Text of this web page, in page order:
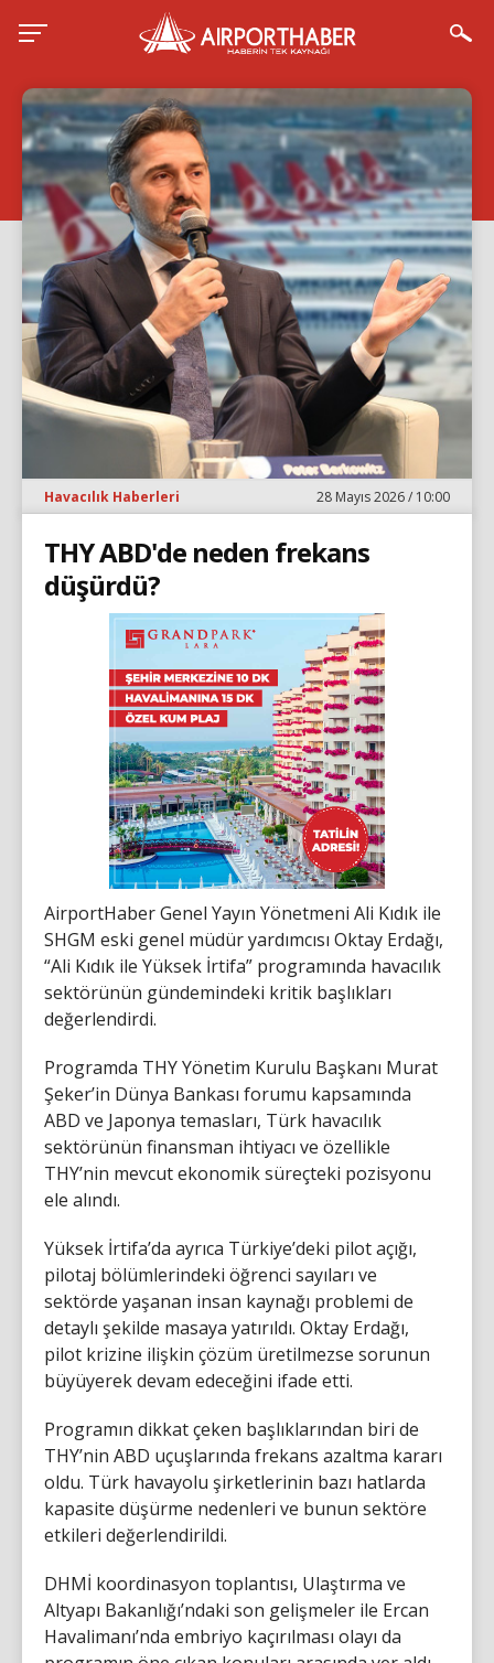
Havacılık Haberleri 28 Mayıs 2026 / 10:00
THY ABD'de neden frekans
düşürdü?
AirportHaber Genel Yayın Yönetmeni Ali Kıdık ile
SHGM eski genel müdür yardımcısı Oktay Erdağı,
“Ali Kıdık ile Yüksek İrtifa” programında havacılık
sektörünün gündemindeki kritik başlıkları
değerlendirdi.
Programda THY Yönetim Kurulu Başkanı Murat
Şeker’in Dünya Bankası forumu kapsamında
ABD ve Japonya temasları, Türk havacılık
sektörünün finansman ihtiyacı ve özellikle
THY’nin mevcut ekonomik süreçteki pozisyonu
ele alındı.
Yüksek İrtifa’da ayrıca Türkiye’deki pilot açığı,
pilotaj bölümlerindeki öğrenci sayıları ve
sektörde yaşanan insan kaynağı problemi de
detaylı şekilde masaya yatırıldı. Oktay Erdağı,
pilot krizine ilişkin çözüm üretilmezse sorunun
büyüyerek devam edeceğini ifade etti.
Programın dikkat çeken başlıklarından biri de
THY’nin ABD uçuşlarında frekans azaltma kararı
oldu. Türk havayolu şirketlerinin bazı hatlarda
kapasite düşürme nedenleri ve bunun sektöre
etkileri değerlendirildi.
DHMİ koordinasyon toplantısı, Ulaştırma ve
Altyapı Bakanlığı’ndaki son gelişmeler ile Ercan
Havalimanı’nda embriyo kaçırılması olayı da